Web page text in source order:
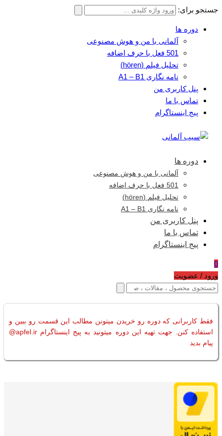
جستجو برای:
دوره ها
آلمانی با من و هوش مصنوعی
501 فعل با حرف اضافه
تحلیل فیلم (hören)
نامه نگاری A1 – B1
پنل کاربری من
تماس با ما
پیج اینستاگرام
دوره ها
آلمانی با من و هوش مصنوعی
501 فعل با حرف اضافه
تحلیل فیلم (hören)
نامه نگاری A1 – B1
پنل کاربری من
تماس با ما
پیج اینستاگرام
0
ورود / عضویت
فقط کاربرانی که دوره رو خریدن میتونن مطالب این قسمت رو ببین و
استفاده کنن. جهت تهیه این دوره میتونید به پیج اینستاگرام apfel.ir@
پیام بدید